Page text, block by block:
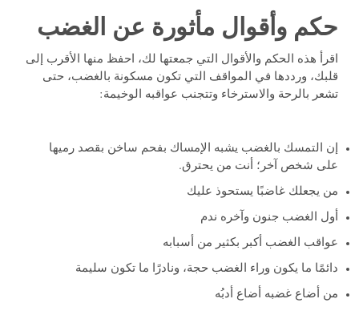
حكم وأقوال مأثورة عن الغضب
اقرأ هذه الحكم والأقوال التي جمعتها لك، احفظ منها الأقرب إلى
قلبك، ورددها في المواقف التي تكون مسكونة بالغضب، حتى
تشعر بالرحة والاسترخاء وتتجنب عواقبه الوخيمة:
إن التمسك بالغضب يشبه الإمساك بفحم ساخن بقصد رميها
على شخص آخر؛ أنت من يحترق.
من يجعلك غاضبًا يستحوذ عليك
أول الغضب جنون وآخره ندم
عواقب الغضب أكبر بكثير من أسبابه
دائمًا ما يكون وراء الغضب حجة، ونادرًا ما تكون سليمة
من أضاع غضبه أضاع أدبُه